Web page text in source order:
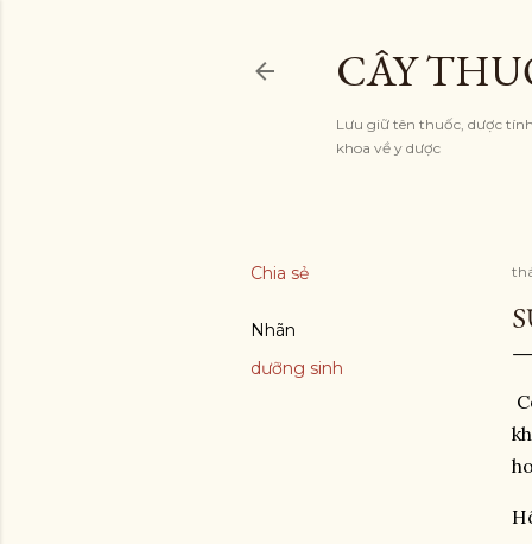
CÂY
Lưu giữ tên thuốc, dược
khoa về y dược
Chia sẻ
Nhãn
dưỡng sinh